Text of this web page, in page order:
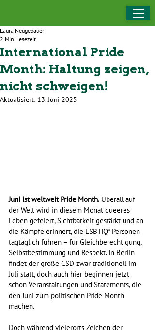
International Pride
Month: Haltung zeigen,
nicht schweigen!
Laura Neugebauer
2 Min. Lesezeit
Aktualisiert: 13. Juni 2025
Juni ist weltweit Pride Month. Überall auf
der Welt wird in diesem Monat queeres
Leben gefeiert, Sichtbarkeit gestärkt und an
die Kämpfe erinnert, die LSBTIQ*-Personen
tagtäglich führen – für Gleichberechtigung,
Selbstbestimmung und Respekt. In Berlin
findet der große CSD zwar traditionell im
Juli statt, doch auch hier beginnen jetzt
schon Veranstaltungen und Statements, die
den Juni zum politischen Pride Month
machen.
Doch während vielerorts Zeichen der